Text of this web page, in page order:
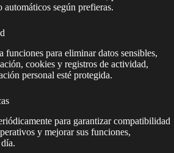
automáticos según prefieras.
funciones para eliminar datos sensibles,
cookies y registros de actividad,
personal esté protegida.
para garantizar compatibilidad
y mejorar sus funciones,